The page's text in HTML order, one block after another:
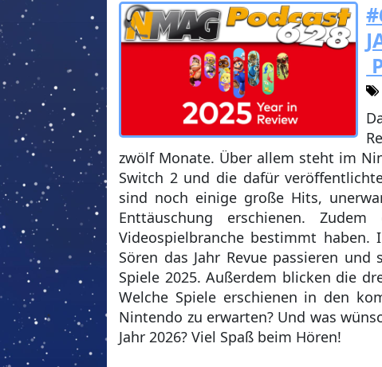
zwölf Monate. Über allem steht im
Switch 2 und die dafür
sind noch einige große Hits,
Enttäuschung erschienen.
Videospielbranche bestimmt haben.
Sören das Jahr Revue passieren
Spiele 2025. Außerdem blicken die
Welche Spiele erschienen in den
Nintendo zu erwarten? Und was
Jahr 2026? Viel Spaß beim Hören!